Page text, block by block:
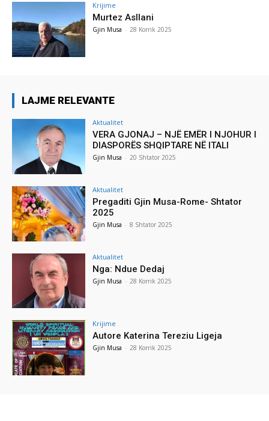
Krijime
Murtez Asllani
Gjin Musa - 28 Korrik 2025
LAJME RELEVANTE
Aktualitet
VERA GJONAJ – NJË EMËR I NJOHUR I
DIASPORËS SHQIPTARE NË ITALI
Gjin Musa - 20 Shtator 2025
Aktualitet
Pregaditi Gjin Musa-Rome- Shtator
2025
Gjin Musa - 8 Shtator 2025
Aktualitet
Nga: Ndue Dedaj
Gjin Musa - 28 Korrik 2025
Krijime
Autore Katerina Tereziu Ligeja
Gjin Musa - 28 Korrik 2025